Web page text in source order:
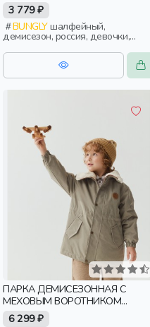
3 779 ₽
BUNGLYшалфейный,
демисезон, россия, девочки,
дети, малыши, дошкольники
ПАРКА ДЕМИСЕЗОННАЯ С
МЕХОВЫМ ВОРОТНИКОМ
"ЕЛЬНИК"
6 299 ₽